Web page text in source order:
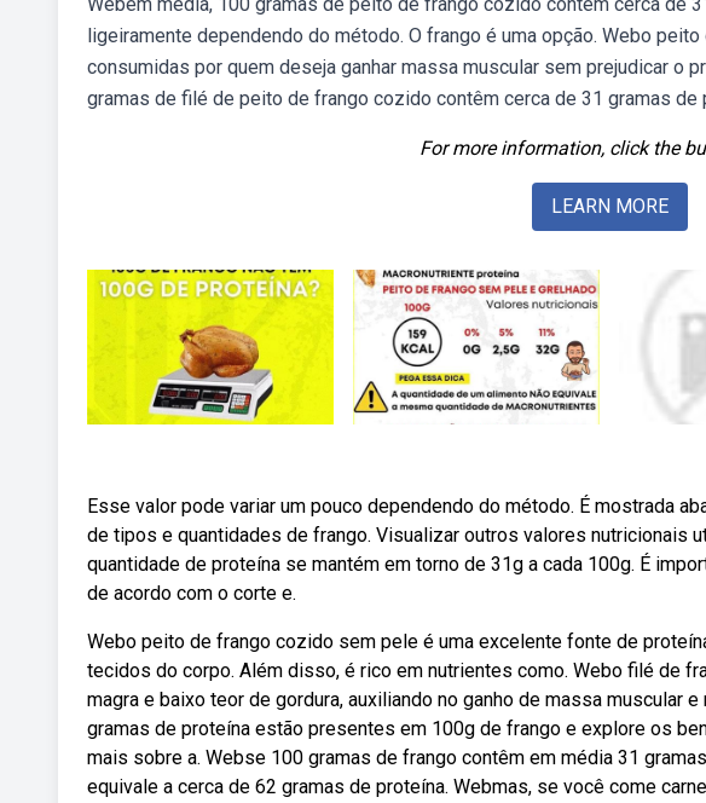
ligeiramente dependendo do método. O frango é uma opção. Webo
consumidas por quem deseja ganhar massa muscular sem prejudicar o
gramas de filé de peito de frango cozido contêm cerca de 31 gramas de
For more information, click the
LEARN MORE
Esse valor pode variar um pouco dependendo do método. É mostrada
de tipos e quantidades de frango. Visualizar outros valores nutricionais
quantidade de proteína se mantém em torno de 31g a cada 100g. É
de acordo com o corte e.
Webo peito de frango cozido sem pele é uma excelente fonte de
tecidos do corpo. Além disso, é rico em nutrientes como. Webo filé de
magra e baixo teor de gordura, auxiliando no ganho de massa muscular
gramas de proteína estão presentes em 100g de frango e explore os
mais sobre a. Webse 100 gramas de frango contêm em média 31
equivale a cerca de 62 gramas de proteína. Webmas, se você come